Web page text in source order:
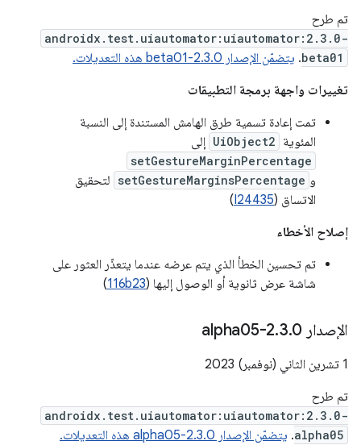
تم طرح
androidx.test.uiautomator:uiautomator:2.3.0-
beta01
. يتضمّن الإصدار 2.3.0-beta01 هذه التعديلات.
تغييرات واجهة برمجة التطبيقات
تمت إعادة تسمية طرق الهامش المستندة إلى النسبة
المئوية UiObject2 إلى
setGestureMarginPercentage
و setGestureMarginsPercentage لتحقيق
الاتساق (I24435
)
إصلاح الأخطاء
تم تحسين الخطأ الذي يتم عرضه عندما يتعذّر العثور على
شاشة عرض ثانوية أو الوصول إليها (116b23
)
الإصدار 2 .3.0-alpha05
1 تشرين الثاني (نوفمبر) 2023
تم طرح
androidx.test.uiautomator:uiautomator:2.3.0-
alpha05
. يتضمّن الإصدار 2.3.0-alpha05 هذه التعديلات.